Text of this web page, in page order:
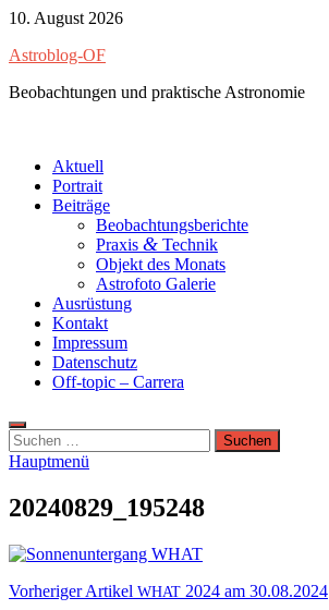
Zum
springen
10. August 2026
Astroblog-OF
Beobachtungen und praktische Astronomie
Aktuell
Portrait
Beiträge
Beobachtungsberichte
Praxis & Technik
Objekt des Monats
Astrofoto Galerie
Ausrüstung
Kontakt
Impressum
Datenschutz
Off-topic – Carrera
Suchen
nach:
Hauptmenü
20240829_195248
Beitragsnavigation
Vorheriger Artikel WHAT 2024 am 30.08.2024